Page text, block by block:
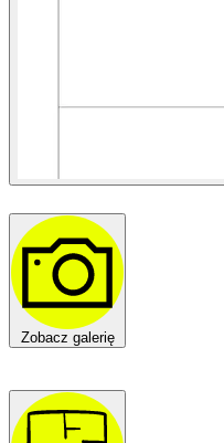
Zobacz galerię